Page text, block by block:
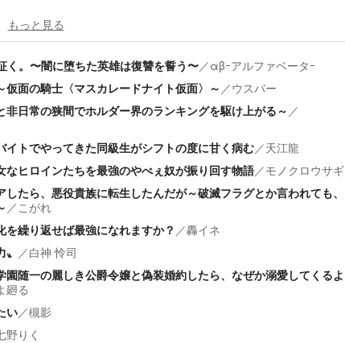
もっと見る
く。〜闇に堕ちた英雄は復讐を誓う〜／αβｰアルファベータｰ
面の騎士〈マスカレードナイト仮面〉～ ／ウスバー
非日常の狭間でホルダー界のランキングを駆け上がる～ ／
イトでやってきた同級生がシフトの度に甘く病む／天江龍
なヒロインたちを最強のやべぇ奴が振り回す物語／モノクロウサギ
たら、悪役貴族に転生したんだが～破滅フラグとか言われても、
／ こがれ
を繰り返せば最強になれますか？ ／轟イネ
／白神 怜司
園随一の麗しき公爵令嬢と偽装婚約したら、なぜか溺愛してくるよ
廻る
い／槻影
野りく